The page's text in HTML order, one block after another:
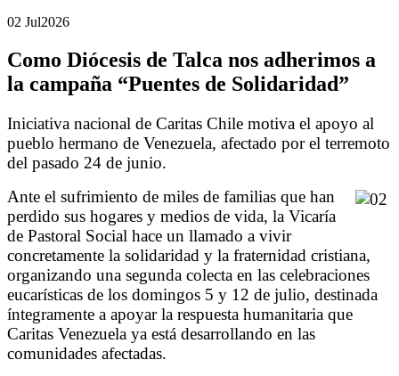
02 Jul2026
Como Diócesis de Talca nos adherimos a
la campaña “Puentes de Solidaridad”
Iniciativa nacional de Caritas Chile motiva el apoyo al
pueblo hermano de Venezuela, afectado por el terremoto
del pasado 24 de junio.
Ante el sufrimiento de miles de familias que han
perdido sus hogares y medios de vida, la Vicaría
de Pastoral Social hace un llamado a vivir
concretamente la solidaridad y la fraternidad cristiana,
organizando una segunda colecta en las celebraciones
eucarísticas de los domingos 5 y 12 de julio, destinada
íntegramente a apoyar la respuesta humanitaria que
Caritas Venezuela ya está desarrollando en las
comunidades afectadas.